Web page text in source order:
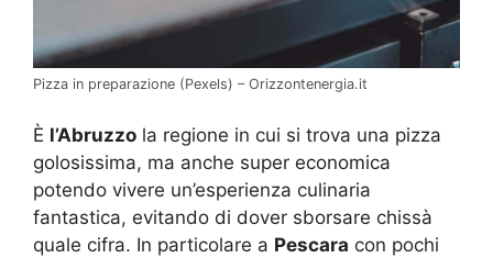
Pizza in preparazione (Pexels) – Orizzontenergia.it
È l’Abruzzo la regione in cui si trova una pizza
golosissima, ma anche super economica
potendo vivere un’esperienza culinaria
fantastica, evitando di dover sborsare chissà
quale cifra. In particolare a Pescara con pochi